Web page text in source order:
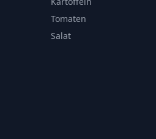
Tomaten
Salat